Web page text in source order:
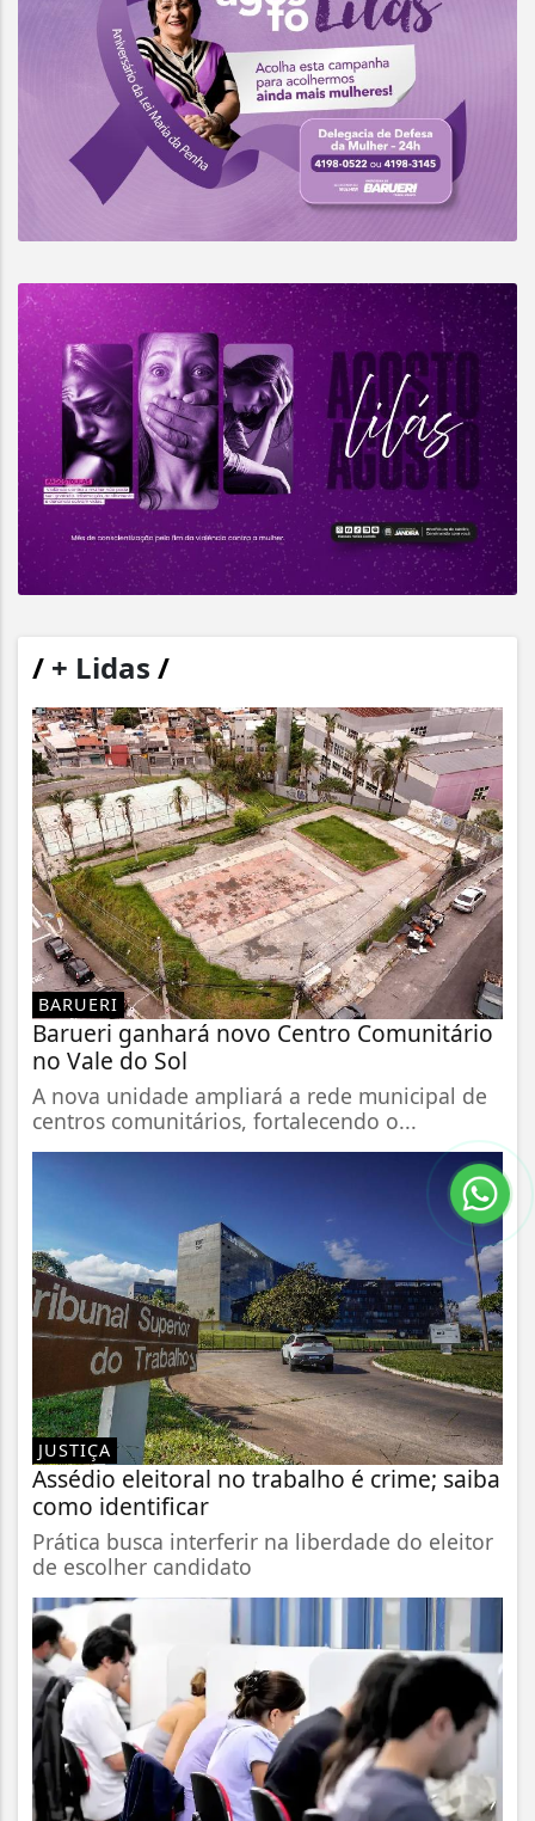
/ + Lidas /
BARUERI
Barueri ganhará novo Centro Comunitário
no Vale do Sol
A nova unidade ampliará a rede municipal de
centros comunitários, fortalecendo o...
JUSTIÇA
Assédio eleitoral no trabalho é crime; saiba
como identificar
Prática busca interferir na liberdade do eleitor
de escolher candidato